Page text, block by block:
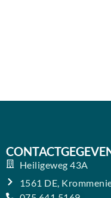
Heiligeweg 43A
1561 DE,